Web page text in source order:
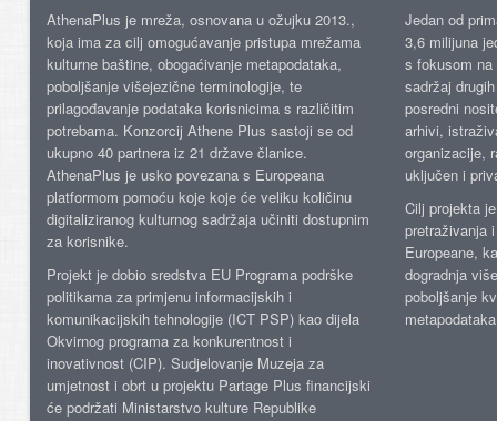
AthenaPlus je mreža, osnovana u ožujku 2013.,
koja ima za cilj omogućavanje pristupa mrežama
kulturne baštine, obogaćivanje metapodataka,
poboljšanje višejezične terminologije, te
prilagođavanje podataka korisnicima s različitim
potrebama. Konzorcij Athene Plus sastoji se od
ukupno 40 partnera iz 21 države članice.
AthenaPlus je usko povezana s Europeana
platformom pomoću koje koje će veliku količinu
digitaliziranog kulturnog sadržaja učiniti dostupnim
za korisnike.
Projekt je dobio sredstva EU Programa podrške
politikama za primjenu informacijskih i
komunikacijskih tehnologije (ICT PSP) kao dijela
Okvirnog programa za konkurentnost i
inovativnost (CIP). Sudjelovanje Muzeja za
umjetnost i obrt u projektu Partage Plus financijski
će podržati Ministarstvo kulture Republike
Jedan od
3,6 milijuna
s fokusom
sadržaj
posredni
arhivi,
organizacije,
uključen i
Cilj projekta
pretraživanja
Europeane,
dogradnja
poboljšanje